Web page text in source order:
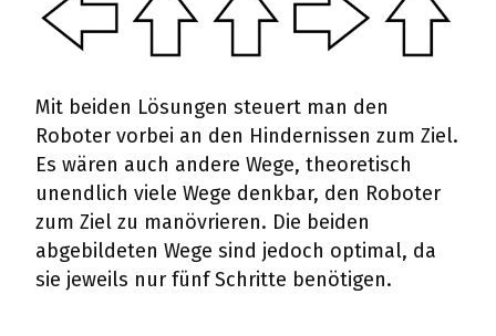
Mit beiden Lösungen steuert man den
Roboter vorbei an den Hindernissen zum Ziel.
Es wären auch andere Wege, theoretisch
unendlich viele Wege denkbar, den Roboter
zum Ziel zu manövrieren. Die beiden
abgebildeten Wege sind jedoch optimal, da
sie jeweils nur fünf Schritte benötigen.